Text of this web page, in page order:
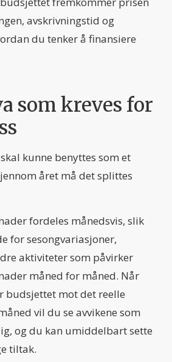
avskrivningstid og
du tenker å finansiere
som kreves for
kunne benyttes som et
året må det splittes
fordeles månedsvis, slik
for sesongvariasjoner,
aktiviteter som påvirker
måned for måned. Når
budsjettet mot det reelle
vil du se avvikene som
og du kan umiddelbart sette
tiltak.